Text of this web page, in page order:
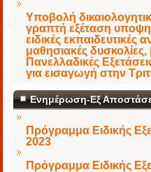
Υποβολή
γραπτή εξέταση
ειδικές εκπαιδευτικές
μαθησιακές
Πανελλαδικές
για εισαγωγή στην
Ενημέρωση-Εξ
Πρόγραμμα Ειδικής
2023
Πρόγραμμα Ειδικής